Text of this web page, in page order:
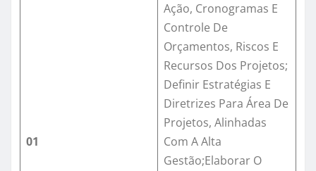
01
Ação, Cronogramas E
Controle De
Orçamentos, Riscos E
Recursos Dos Projetos;
Definir Estratégias E
Diretrizes Para Área De
Projetos, Alinhadas
Com A Alta
Gestão;Elaborar O